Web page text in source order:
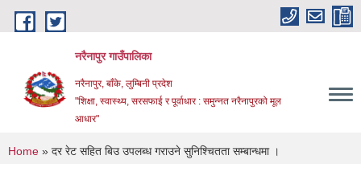
Skip to main content
नरैनापुर गाउँपालिका
नरैनापुर, बाँके, लुम्बिनी प्रदेश
"शिक्षा, स्वास्थ्य, सरसफाई र पूर्वाधार : समुन्नत नरैनापुरको मूल
आधार"
You are here
Home » दर रेट सहित बिउ उपलब्ध गराउने सुनिश्चितता सम्बान्धमा ।